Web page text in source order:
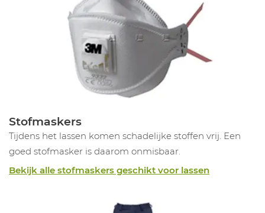
Stofmaskers
Tijdens het lassen komen schadelijke stoffen vrij. Een
goed stofmasker is daarom onmisbaar.
Bekijk alle stofmaskers geschikt voor lassen